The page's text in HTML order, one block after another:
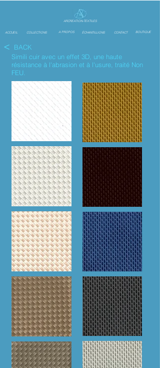
ARCREATION-TEXTILES
ACCUEIL COLLECTIONS A PROPOS ÉCHANTILLIONS CONTACT BOUTIQUE
<
BACK
Simili cuir avec un effet 3D, une haute
résistance à l'abrasion et à l'usure, traité Non
FEU.